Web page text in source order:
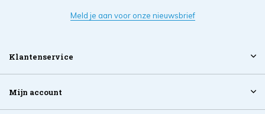
Meld je aan voor onze nieuwsbrief
Klantenservice
Mijn account